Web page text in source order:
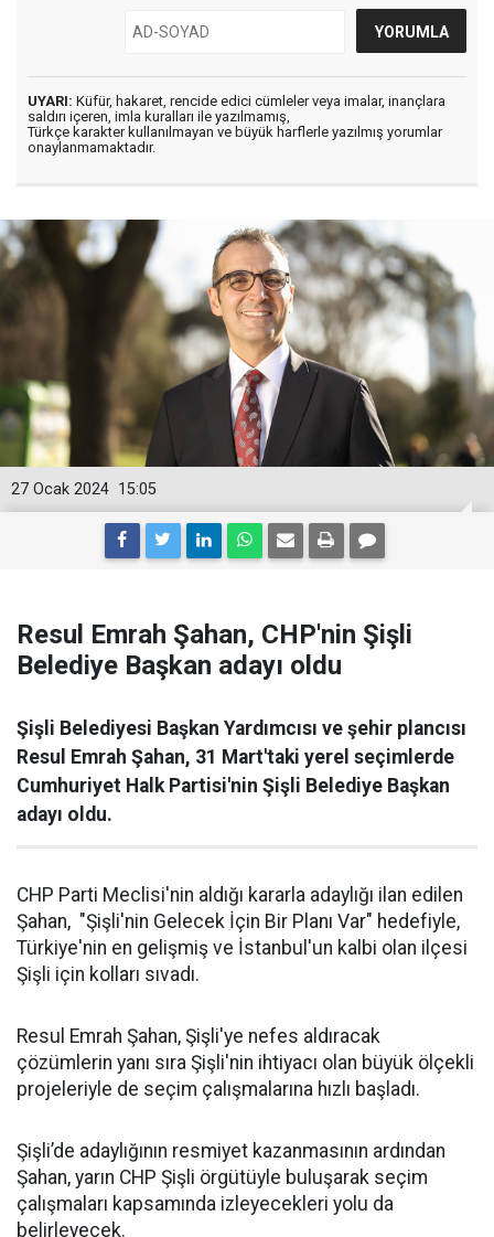
UYARI: Küfür, hakaret, rencide edici cümleler veya imalar, inançlara
saldırı içeren, imla kuralları ile yazılmamış,
Türkçe karakter kullanılmayan ve büyük harflerle yazılmış yorumlar
onaylanmamaktadır.
15:05
27 Ocak 2024
Resul Emrah Şahan, CHP'nin Şişli
Belediye Başkan adayı oldu
Şişli Belediyesi Başkan Yardımcısı ve şehir plancısı
Resul Emrah Şahan, 31 Mart'taki yerel seçimlerde
Cumhuriyet Halk Partisi'nin Şişli Belediye Başkan
adayı oldu.
CHP Parti Meclisi'nin aldığı kararla adaylığı ilan edilen
Şahan, "Şişli'nin Gelecek İçin Bir Planı Var" hedefiyle,
Türkiye'nin en gelişmiş ve İstanbul'un kalbi olan ilçesi
Şişli için kolları sıvadı.
Resul Emrah Şahan, Şişli'ye nefes aldıracak
çözümlerin yanı sıra Şişli'nin ihtiyacı olan büyük ölçekli
projeleriyle de seçim çalışmalarına hızlı başladı.
Şişli’de adaylığının resmiyet kazanmasının ardından
Şahan, yarın CHP Şişli örgütüyle buluşarak seçim
çalışmaları kapsamında izleyecekleri yolu da
belirleyecek.